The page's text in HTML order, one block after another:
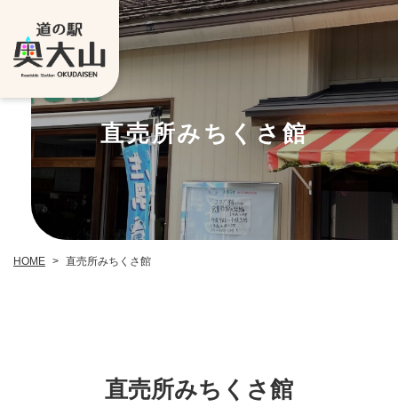
直売所みちくさ館
HOME > 直売所みちくさ館
直売所みちくさ館